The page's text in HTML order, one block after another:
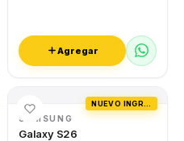
Agregar
SAMSUNG
Galaxy S26